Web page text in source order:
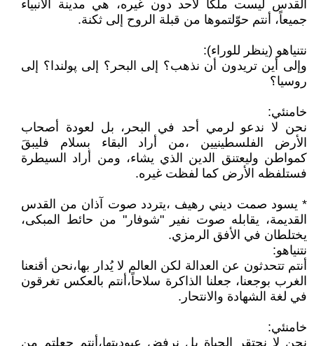
القدس ليست ملكاً لأحد دون غيره، هي مدينة الأنبياء
جميعاً، أنتم حوّلتموها من قبلة الروح إلى ثكنة.
نتنياهو (ينظر للوراء):
وإلى أين تريدون أن نذهب؟ إلى البحر؟ إلى پولندا؟ إلى
روسيا؟
خامنئي:
نحن لا ندعو لرمي أحد في البحر، بل لعودة أصحاب
الأرض الفلسطينيين ،من أراد البقاء بسلام فليبقَ
كمواطن وليعتنق الدين الذي يشاء، ومن أراد السيطرة
فستلفظه الأرض كما لفظت غيره.
* يسود صمت ديني رهيف ،يتردد صوت آذان من القدس
القديمة، يقابله صوت نفير "شوفار" من حائط المبكى،
يختلطان في الأفق الرمزي.
نتنياهو:
أنتم تتحدثون عن العدالة لكن العالم لا يُدار بها،نحن أقنعنا
الغرب بوجعنا، جعلنا الذاكرة سلاحاً،أنتم بالعكس تغرقون
في لغة الشهادة والانتحار.
خامنئي:
نحن لا نحتقر الحياة بل نرفض عبوديتها،أنتم جعلتم من